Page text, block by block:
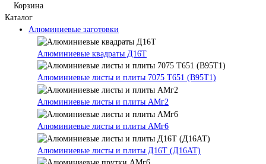
Корзина
Каталог
Алюминиевые заготовки
Алюминиевые квадраты Д16Т
Алюминиевые листы и плиты 7075 Т651 (В95Т1)
Алюминиевые листы и плиты АМг2
Алюминиевые листы и плиты АМг6
Алюминиевые листы и плиты Д16Т (Д16АТ)